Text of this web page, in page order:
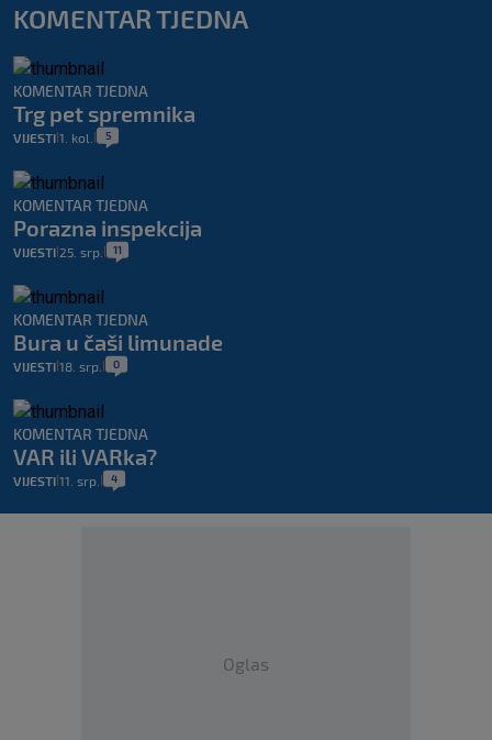
KOMENTAR TJEDNA
KOMENTAR TJEDNA
Trg pet spremnika
VIJESTI 1. kol. 5
KOMENTAR TJEDNA
Porazna inspekcija
VIJESTI 25. srp. 11
KOMENTAR TJEDNA
Bura u čaši limunade
VIJESTI 18. srp. 0
KOMENTAR TJEDNA
VAR ili VARka?
VIJESTI 11. srp. 4
Oglas